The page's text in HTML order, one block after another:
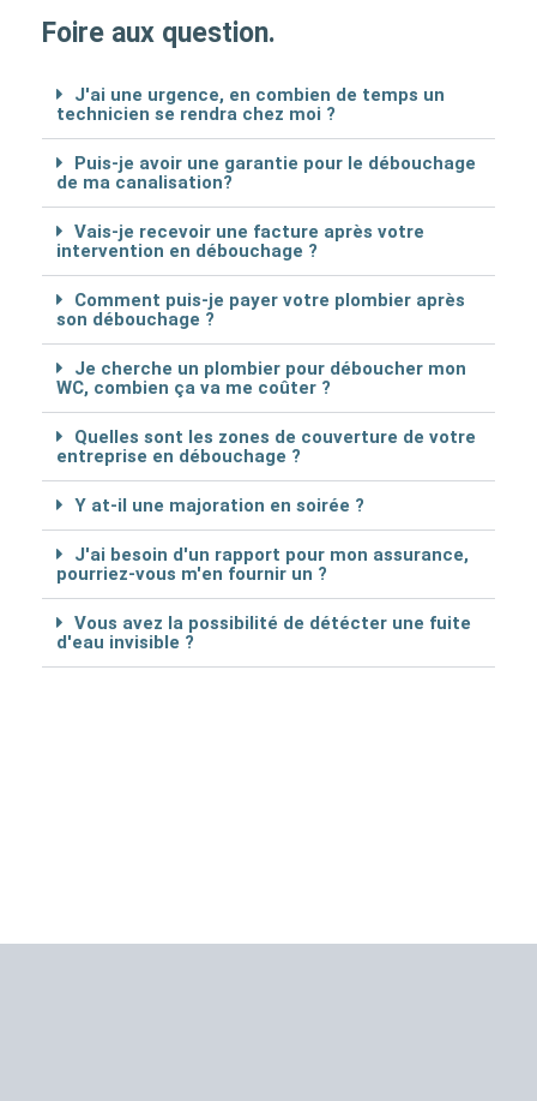
Foire aux question.
J'ai une urgence, en combien de temps un
technicien se rendra chez moi ?
Puis-je avoir une garantie pour le débouchage
de ma canalisation?
Vais-je recevoir une facture après votre
intervention en débouchage ?
Comment puis-je payer votre plombier après
son débouchage ?
Je cherche un plombier pour déboucher mon
WC, combien ça va me coûter ?
Quelles sont les zones de couverture de votre
entreprise en débouchage ?
Y at-il une majoration en soirée ?
J'ai besoin d'un rapport pour mon assurance,
pourriez-vous m'en fournir un ?
Vous avez la possibilité de détécter une fuite
d'eau invisible ?